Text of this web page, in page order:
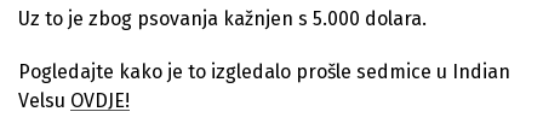
Uz to je zbog psovanja kažnjen s 5.000 dolara.
Pogledajte kako je to izgledalo prošle sedmice u Indian
Velsu OVDJE!